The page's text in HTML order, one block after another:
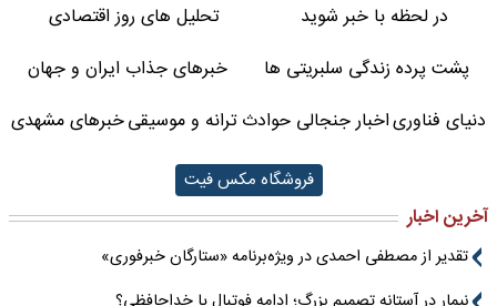
در لحظه با خبر شوید
تحلیل های روز اقتصادی
پشت پرده زندگی سلبریتی ها
خبرهای جذاب ایران و جهان
دنیای فناوریاخبار جنجالی حوادثترانه و موسیقیخبرهای مشهدی
فروشگاه مکس فیت
آخرین اخبار
تقدیر از مصطفی احمدی در ویژه‌برنامه «ستارگان خبرفوری»